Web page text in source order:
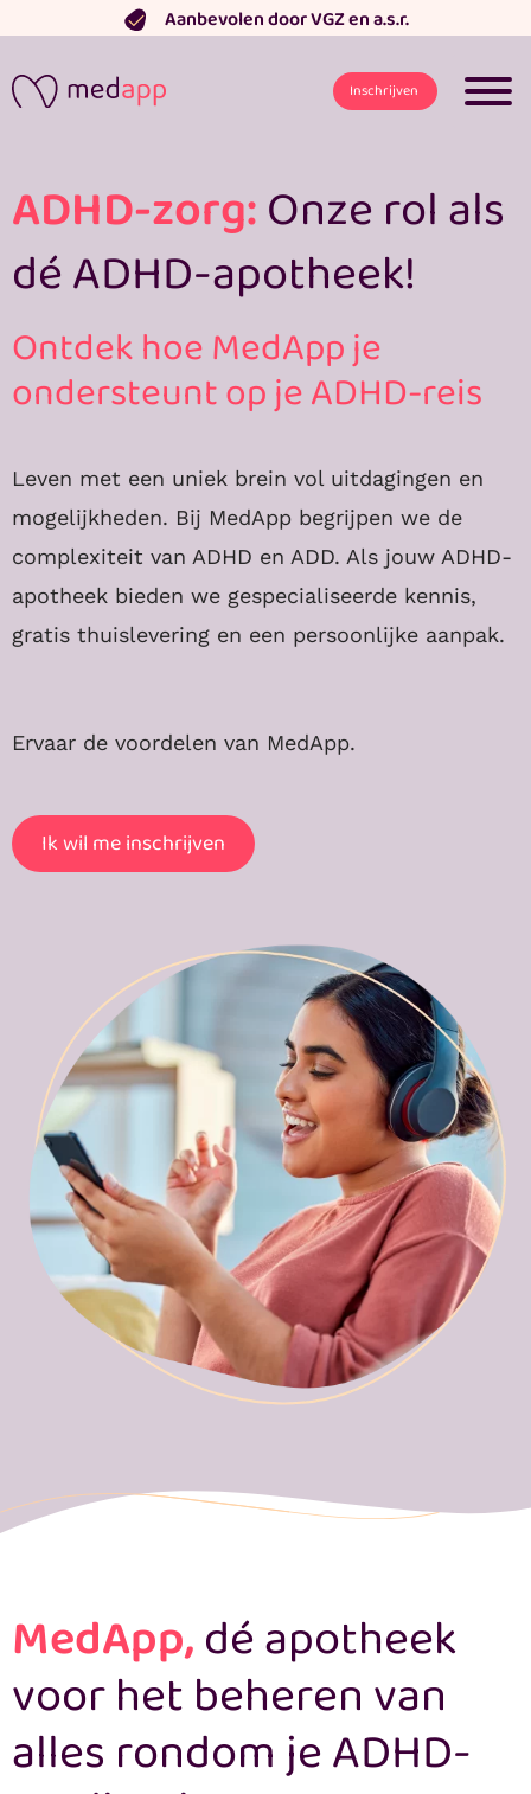
naar
de
inhoud
Aanbevolen door VGZ en a.s.r.
Inschrijven
ADHD-zorg:Onze rol als
dé ADHD-apotheek!
Ontdek hoe MedApp je
ondersteunt op je ADHD-reis
Leven met een uniek brein vol uitdagingen en
mogelijkheden. Bij MedApp begrijpen we de
complexiteit van ADHD en ADD. Als jouw ADHD-
apotheek bieden we gespecialiseerde kennis,
gratis thuislevering en een persoonlijke aanpak.
Ervaar de voordelen van MedApp.
Ik wil me inschrijven
MedApp,dé apotheek
voor het beheren van
alles rondom je ADHD-